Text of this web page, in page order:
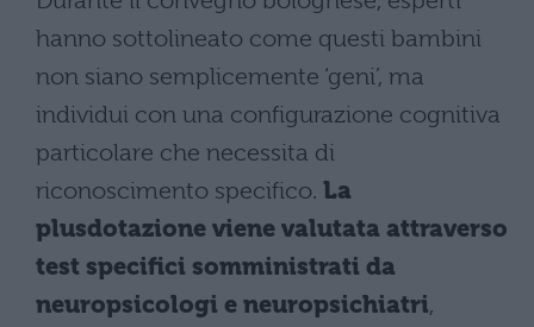
hanno sottolineato come questi bambini
non siano semplicemente ‘geni’, ma
individui con una configurazione cognitiva
particolare che necessita di
riconoscimento specifico. La
plusdotazione viene valutata attraverso
test specifici somministrati da
neuropsicologi e neuropsichiatri,